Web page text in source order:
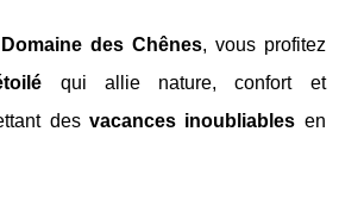
Domaine des Chênes, vous profitez
qui allie nature, confort et
des vacances inoubliables en